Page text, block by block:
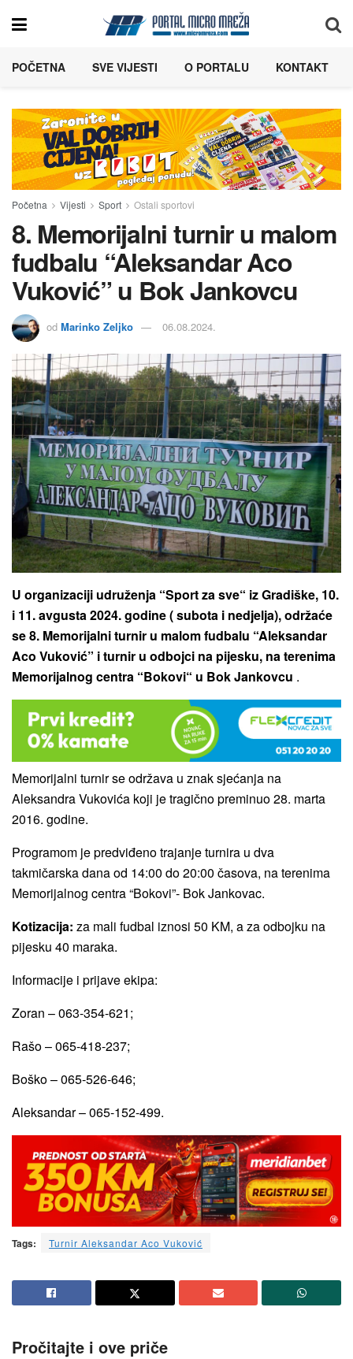
POČETNA SVE VIJESTI O PORTALU KONTAKT
Početna Vijesti Sport Ostali sportovi
8. Memorijalni turnir u malom
fudbalu “Aleksandar Aco
Vuković” u Bok Jankovcu
od Marinko Zeljko 06.08.2024.
U organizaciji udruženja “Sport za sve“ iz Gradiške, 10.
i 11. avgusta 2024. godine ( subota i nedjelja), održaće
se 8. Memorijalni turnir u malom fudbalu “Aleksandar
Aco Vuković” i turnir u odbojci na pijesku, na terenima
Memorijalnog centra “Bokovi“ u Bok Jankovcu .
Memorijalni turnir se održava u znak sjećanja na
Aleksandra Vukovića koji je tragično preminuo 28. marta
2016. godine.
Programom je predviđeno trajanje turnira u dva
takmičarska dana od 14:00 do 20:00 časova, na terenima
Memorijalnog centra “Bokovi”- Bok Jankovac.
Kotizacija: za mali fudbal iznosi 50 KM, a za odbojku na
pijesku 40 maraka.
Informacije i prijave ekipa:
Zoran – 063-354-621;
Rašo – 065-418-237;
Boško – 065-526-646;
Aleksandar – 065-152-499.
Tags: Turnir Aleksandar Aco Vuković
Pročitajte i ove priče